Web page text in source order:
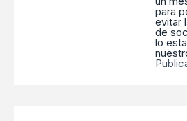
para
evitar
de
lo